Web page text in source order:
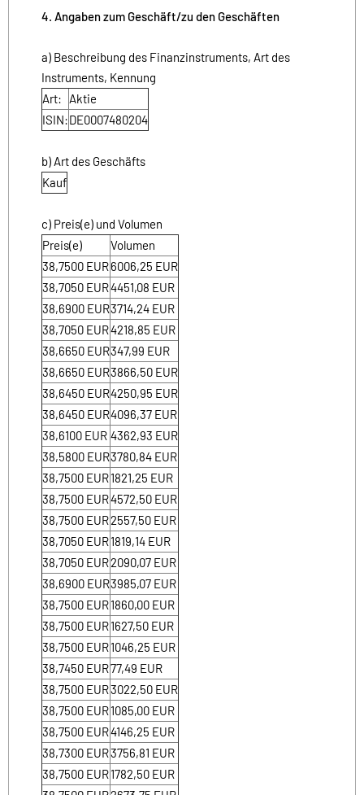
4. Angaben zum Geschäft/zu den Geschäften
a) Beschreibung des Finanzinstruments, Art des
Instruments, Kennung
Art:
Aktie
ISIN:DE0007480204
b) Art des Geschäfts
Kauf
c) Preis(e) und Volumen
Preis(e)
Volumen
38,7500 EUR6006,25 EUR
38,7050 EUR4451,08 EUR
38,6900 EUR3714,24 EUR
38,7050 EUR4218,85 EUR
38,6650 EUR347,99 EUR
38,6650 EUR3866,50 EUR
38,6450 EUR4250,95 EUR
38,6450 EUR4096,37 EUR
38,6100 EUR 4362,93 EUR
38,5800 EUR3780,84 EUR
38,7500 EUR1821,25 EUR
38,7500 EUR4572,50 EUR
38,7500 EUR2557,50 EUR
38,7050 EUR1819,14 EUR
38,7050 EUR2090,07 EUR
38,6900 EUR3985,07 EUR
38,7500 EUR1860,00 EUR
38,7500 EUR1627,50 EUR
38,7500 EUR1046,25 EUR
38,7450 EUR77,49 EUR
38,7500 EUR3022,50 EUR
38,7500 EUR1085,00 EUR
38,7500 EUR4146,25 EUR
38,7300 EUR3756,81 EUR
38,7500 EUR1782,50 EUR